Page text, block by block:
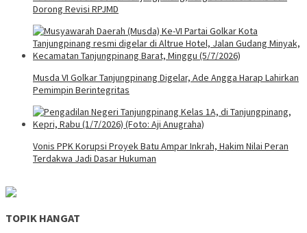
Dorong Revisi RPJMD
Musda VI Golkar Tanjungpinang Digelar, Ade Angga Harap Lahirkan
Pemimpin Berintegritas
Vonis PPK Korupsi Proyek Batu Ampar Inkrah, Hakim Nilai Peran
Terdakwa Jadi Dasar Hukuman
TOPIK HANGAT